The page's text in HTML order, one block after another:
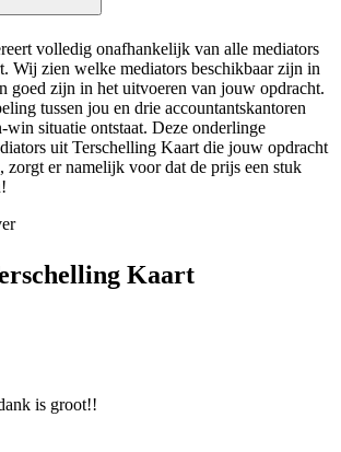
volledig onafhankelijk van alle mediators
Wij zien welke mediators beschikbaar zijn in
goed zijn in het uitvoeren van jouw opdracht.
tussen jou en drie accountantskantoren
win situatie ontstaat. Deze onderlinge
uit Terschelling Kaart die jouw opdracht
zorgt er namelijk voor dat de prijs een stuk
Kaart
is groot!!